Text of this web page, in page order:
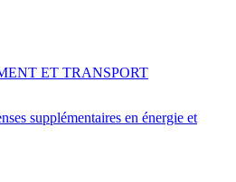
supplémentaires en énergie et
ET TRANSPORT